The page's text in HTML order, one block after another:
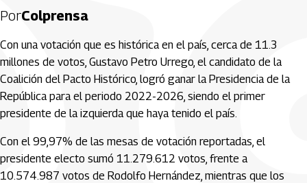
PorColprensa
Con una votación que es histórica en el país, cerca de 11.3
millones de votos, Gustavo Petro Urrego, el candidato de la
Coalición del Pacto Histórico, logró ganar la Presidencia de la
República para el periodo 2022-2026, siendo el primer
presidente de la izquierda que haya tenido el país.
Con el 99,97% de las mesas de votación reportadas, el
presidente electo sumó 11.279.612 votos, frente a
10.574.987 votos de Rodolfo Hernández, mientras que los